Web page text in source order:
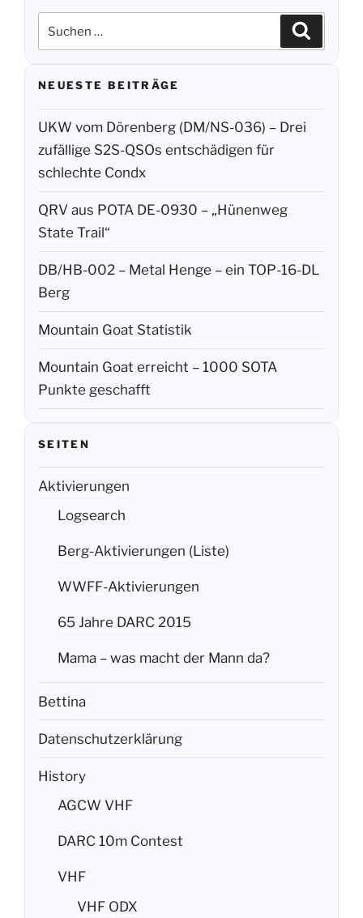
Suchen
nach:
NEUESTE BEITRÄGE
UKW vom Dörenberg (DM/NS-036) – Drei
zufällige S2S-QSOs entschädigen für
schlechte Condx
QRV aus POTA DE-0930 – „Hünenweg
State Trail“
DB/HB-002 – Metal Henge – ein TOP-16-DL
Berg
Mountain Goat Statistik
Mountain Goat erreicht – 1000 SOTA
Punkte geschafft
SEITEN
Aktivierungen
Logsearch
Berg-Aktivierungen (Liste)
WWFF-Aktivierungen
65 Jahre DARC 2015
Mama – was macht der Mann da?
Bettina
Datenschutzerklärung
History
AGCW VHF
DARC 10m Contest
VHF
VHF ODX